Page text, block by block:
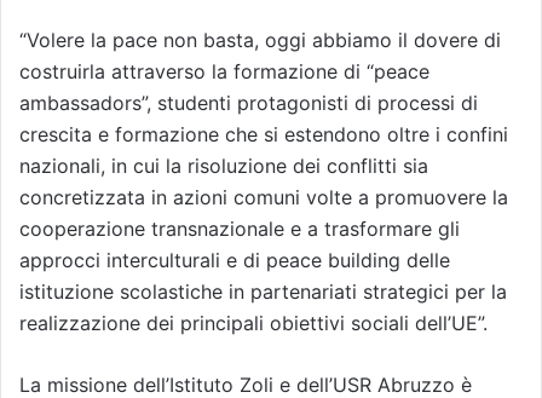
“Volere la pace non basta, oggi abbiamo il dovere di
costruirla attraverso la formazione di “peace
ambassadors”, studenti protagonisti di processi di
crescita e formazione che si estendono oltre i confini
nazionali, in cui la risoluzione dei conflitti sia
concretizzata in azioni comuni volte a promuovere la
cooperazione transnazionale e a trasformare gli
approcci interculturali e di peace building delle
istituzione scolastiche in partenariati strategici per la
realizzazione dei principali obiettivi sociali dell’UE”.
La missione dell’Istituto Zoli e dell’USR Abruzzo è